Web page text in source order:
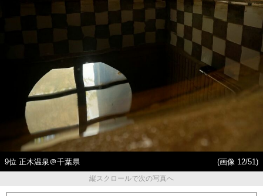
9位 正木温泉＠千葉県
(画像 12/51)
縦スクロールで次の写真へ